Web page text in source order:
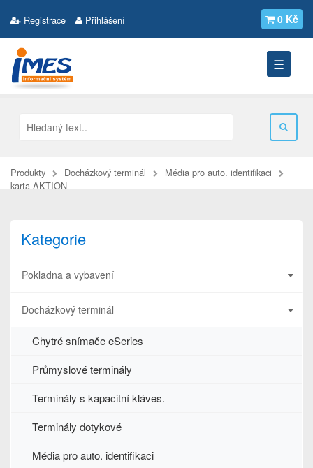
Registrace Přihlášení 0 Kč
☰
Produkty Docházkový terminál
Média pro auto. identifikaci
karta AKTION
Kategorie
Pokladna a vybavení
Docházkový terminál
Chytré snímače eSeries
Průmyslové terminály
Terminály s kapacitní kláves.
Terminály dotykové
Média pro auto. identifikaci